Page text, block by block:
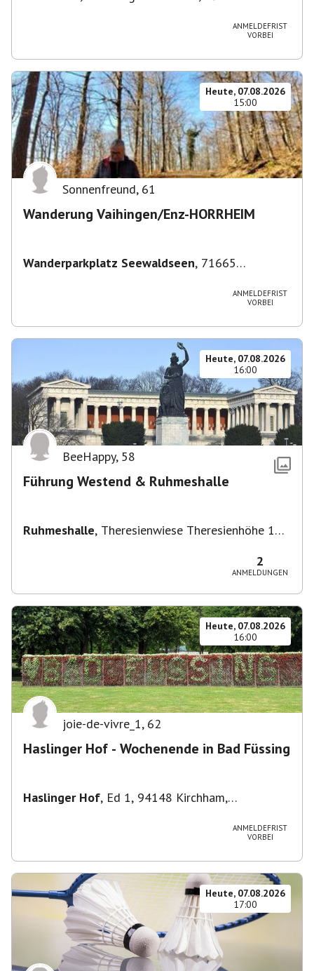
ANMELDEFRIST
VORBEI
Heute, 07.08.2026
15:00
Sonnenfreund, 61
Wanderung Vaihingen/Enz-HORRHEIM
Wanderparkplatz Seewaldseen, 71665
ANMELDEFRIST
VORBEI
Heute, 07.08.2026
16:00
BeeHappy, 58
Führung Westend & Ruhmeshalle
Ruhmeshalle, Theresienwiese Theresienhöhe 16,
2
ANMELDUNGEN
Heute, 07.08.2026
16:00
joie-de-vivre_1, 62
Haslinger Hof - Wochenende in Bad Füssing
Haslinger Hof, Ed 1, 94148 Kirchham,
ANMELDEFRIST
VORBEI
Heute, 07.08.2026
17:00